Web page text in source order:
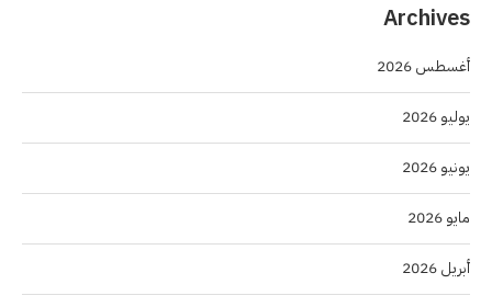
Archives
أغسطس 2026
يوليو 2026
يونيو 2026
مايو 2026
أبريل 2026